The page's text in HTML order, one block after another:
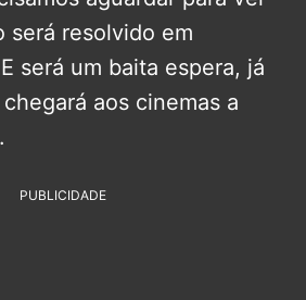
será resolvido em
será um baita espera, já
aos cinemas a
PUBLICIDADE